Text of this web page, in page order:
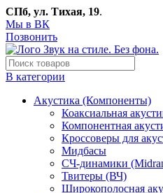
СПб, ул. Тихая, 19.
Мы в ВК
Позвонить
В категории
Акустика (Компоненты)
Коаксиальная
Компонентная
Кроссоверы для
Мидбасы
СЧ-динамики
Твитеры (ВЧ)
Широкополосная